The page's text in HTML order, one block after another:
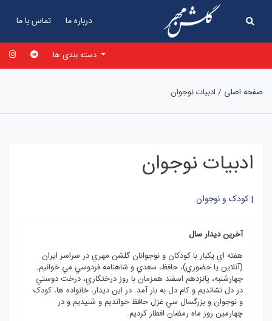
تماس با ما درباره ما
صفحه اصلی / ادبیات نوجوان
ادبیات نوجوان
کودک و نوجوان |
آخرين ديدار سال
هفته اي يکبار با کودکان و نوجوانان گلشن مهري در سراسر ايران
(آنلاين يا حضوري)، حافظ، سعدي و شاهنامه فردوسي مي خوانيم.
چهارشنبه، پانزدهم اسفند همزمان با روز درختکاري، درخت دوستي
در دل نشانديم و کام دل به بار آمد. در اين ديدار، خانواده ها، کودک
و نوجوان و بزرگسال سي غزل حافظ خوانديم و شنيديم و در
چهارمين روز ماه رمضان افطار کرديم.